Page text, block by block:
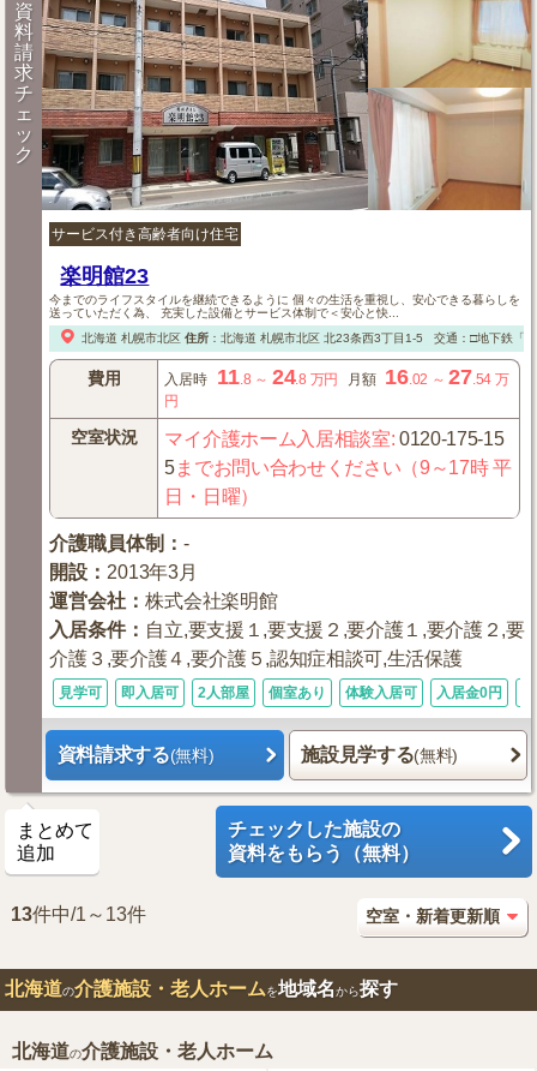
資
料
請
求
チ
ェ
ッ
ク
サービス付き高齢者向け住宅
楽明館23
今までのライフスタイルを継続できるように 個々の生活を重視し、安心できる暮らしを
送っていただく為、 充実した設備とサービス体制で＜安心と快...
北海道 札幌市北区 住所： 北海道 札幌市北区北23条西3丁目1-5 交通：□地下鉄「
費用 入居時 11.8 ～ 24.8 万円 月額 16.02 ～27.54 万
円
空室状況 マイ介護ホーム入居相談室:0120-175-15
5までお問い合わせください（9～17時 平
日・日曜）
介護職員体制 ：-
開設 ： 2013年3月
運営会社 ：株式会社楽明館
入居条件： 自立,要支援１,要支援２,要介護１,要介護２,要
介護３,要介護４,要介護５,認知症相談可,生活保護
見学可 即入居可 2人部屋 個室あり 体験入居可 入居金0円
資料請求する(無料) 施設見学する(無料)
まとめて
追加
チェックした施設の
資料をもらう（無料）
13件中/1～13件
北海道の介護施設・老人ホームを地域名から探す
北海道の介護施設・老人ホーム